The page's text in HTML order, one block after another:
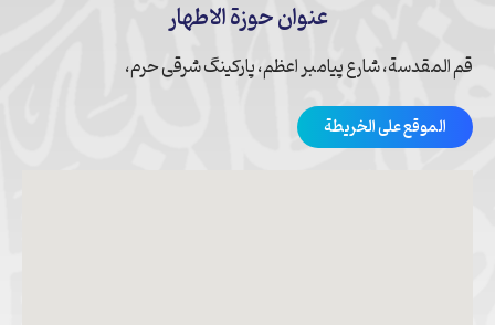
عنوان حوزة الاطهار
قم المقدسة، شارع پیامبر اعظم، پارکینگ شرقی حرم،
الموقع على الخريطة